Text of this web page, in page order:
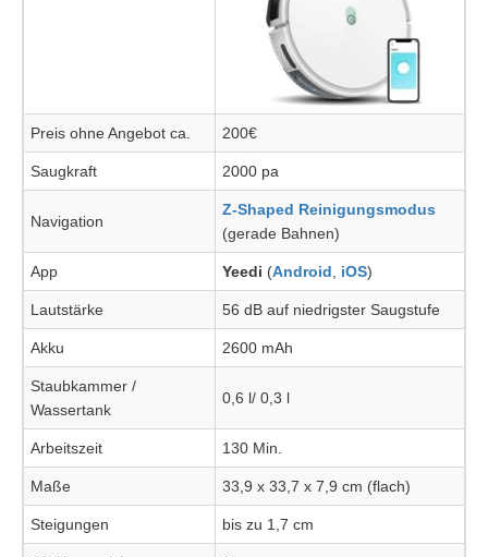
Preis ohne Angebot ca. 200€
Saugkraft 2000 pa
Navigation
Z-Shaped Reinigungsmodus
(gerade Bahnen)
App Yeedi (Android iOS)
Lautstärke 56 dB auf niedrigster Saugstufe
Akku 2600 mAh
Staubkammer /
Wassertank
0,6 l/ 0,3 l
Arbeitszeit 130 Min.
Maße 33,9 x 33,7 x 7,9 cm (flach)
Steigungen bis zu 1,7 cm